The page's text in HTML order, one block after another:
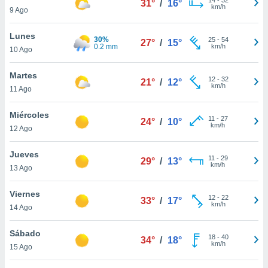
más
nuestra
y
de
disponible
cookies
aceptar
9 Ago
31° / 16°
km/h
Lunes
10 Ago
30%
0.2 mm
27° / 15° 25- 54
km/h
Martes
11 Ago
21° / 12° 12- 32
km/h
Miércoles
12 Ago
24° / 10° 11 - 27
km/h
Jueves
13 Ago
29° / 13° 11 - 29
km/h
Viernes
14 Ago
33° / 17° 12- 22
km/h
Sábado
15 Ago
34° / 18° 18- 40
km/h